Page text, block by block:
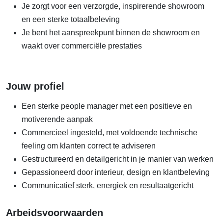
Je zorgt voor een verzorgde, inspirerende showroom
en een sterke totaalbeleving
Je bent het aanspreekpunt binnen de showroom en
waakt over commerciële prestaties
Jouw profiel
Een sterke people manager met een positieve en
motiverende aanpak
Commercieel ingesteld, met voldoende technische
feeling om klanten correct te adviseren
Gestructureerd en detailgericht in je manier van werken
Gepassioneerd door interieur, design en klantbeleving
Communicatief sterk, energiek en resultaatgericht
Arbeidsvoorwaarden